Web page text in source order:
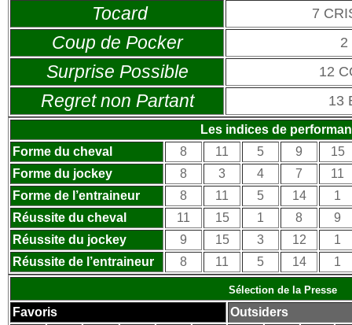
Tocard 7
Coup de Pocker 2
Surprise Possible 12
Regret non Partant 13
Les indices de
Forme du cheval
8 11 5 9
15
Forme du jockey
8 3 4 7
11
Forme de l’entraineur
8 11 5 14
1
Réussite du cheval
11 15 1 8
9
Réussite du jockey
9 15 3 12
1
Réussite de l’entraineur
8 11 5 14 1
Sélection de la Presse
Favoris
Outsiders